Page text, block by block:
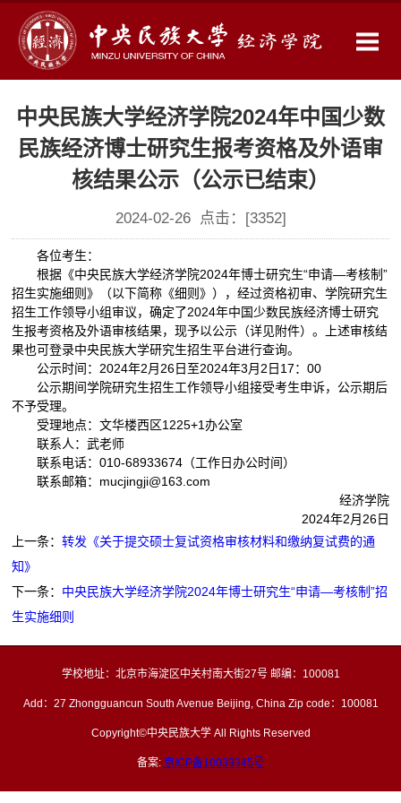
中央民族大学经济学院2024年中国少数
民族经济博士研究生报考资格及外语审
核结果公示（公示已结束）
2024-02-26 点击：[3352]
各位考生：
根据《中央民族大学经济学院2024年博士研究生“申请—考核制”
招生实施细则》（以下简称《细则》），经过资格初审、学院研究生
招生工作领导小组审议，确定了2024年中国少数民族经济博士研究
生报考资格及外语审核结果，现予以公示（详见附件）。上述审核结
果也可登录中央民族大学研究生招生平台进行查询。
公示时间：2024年2月26日至2024年3月2日17：00
公示期间学院研究生招生工作领导小组接受考生申诉，公示期后
不予受理。
受理地点：文华楼西区1225+1办公室
联系人：武老师
联系电话：010-68933674（工作日办公时间）
联系邮箱：mucjingji@163.com
经济学院
2024年2月26日
上一条：转发《关于提交硕士复试资格审核材料和缴纳复试费的通
知》
下一条： 中央民族大学经济学院2024年博士研究生“申请—考核制”招
生实施细则
学校地址：北京市海淀区中关村南大街27号 邮编：100081
Add：27 Zhongguancun South Avenue Beijing, China Zip code：100081
Copyright©中央民族大学 All Rights Reserved
备案: 京ICP备10039345号